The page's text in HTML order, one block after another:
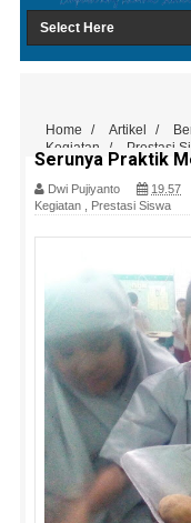
Home / Artikel /
Kegiatan
/ Prestasi
Serunya Praktik
Dwi Pujiyanto 19.57
Kegiatan
Prestasi Siswa